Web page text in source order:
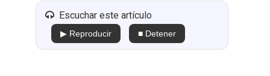
Escuchar este artículo
▶ Reproducir ■ Detener